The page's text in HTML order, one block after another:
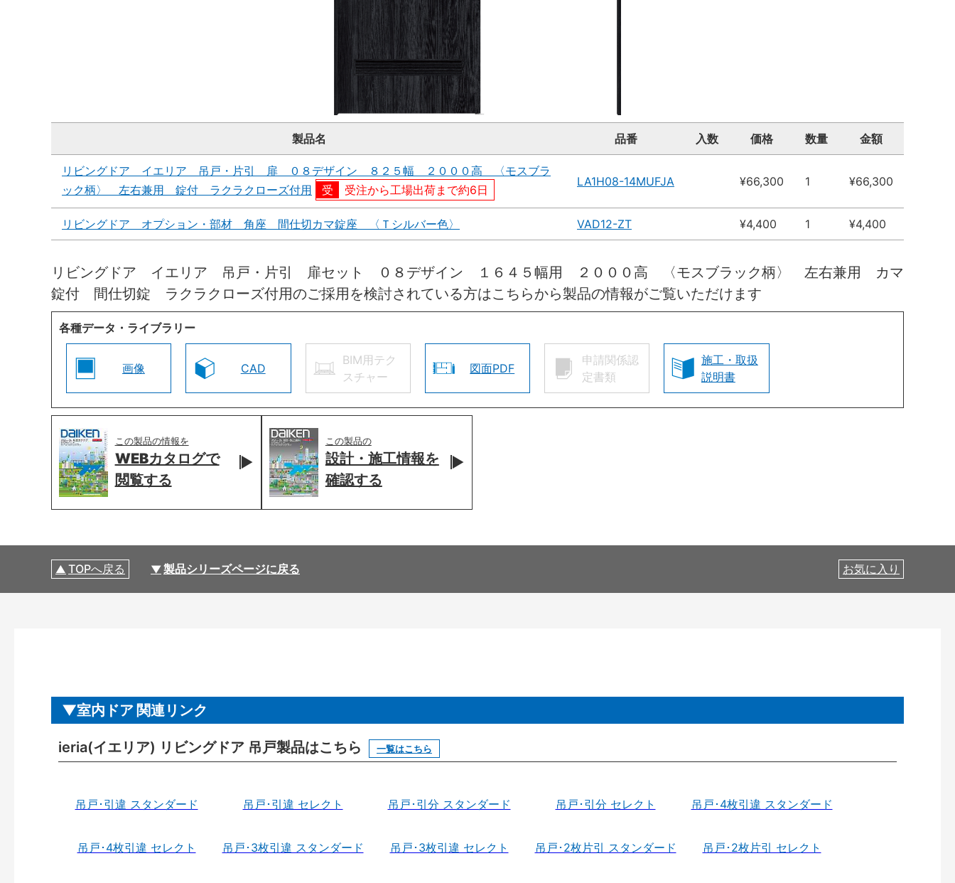
製品名 品番 入数 価格 数量 金額
リビングドア イエリア 吊戸・片引 扉 ０８デザイン ８２５幅 ２０００高 〈モスブラ
ック柄〉 左右兼用 錠付 ラクラクローズ付用
受注から工場出荷まで約6日
LA1H08-14MUFJA ¥66,300 1 ¥66,300
リビングドア オプション・部材 角座 間仕切カマ錠座 〈Ｔシルバー色〉 VAD12-ZT ¥4,400 1 ¥4,400
リビングドア イエリア 吊戸・片引 扉セット ０８デザイン １６４５幅用 ２０００高 〈モスブラック柄〉 左右兼用 カマ
錠付 間仕切錠 ラクラクローズ付用のご採用を検討されている方はこちらから製品の情報がご覧いただけます
各種データ・ライブラリー
画像 CAD
BIM用テク
スチャー
図面PDF
申請関係認
定書類
施工・取扱
説明書
この製品の情報を
WEBカタログで
閲覧する
この製品の
設計・施工情報を
確認する
TOPへ戻る 製品シリーズページに戻る お気に入り
室内ドア 関連リンク
ieria(イエリア) リビングドア 吊戸製品はこちら 一覧はこちら
吊戸･引違 スタンダード 吊戸･引違 セレクト 吊戸･引分 スタンダード 吊戸･引分 セレクト 吊戸･4枚引違 スタンダード
吊戸･4枚引違 セレクト 吊戸･3枚引違 スタンダード 吊戸･3枚引違 セレクト 吊戸･2枚片引 スタンダード 吊戸･2枚片引 セレクト